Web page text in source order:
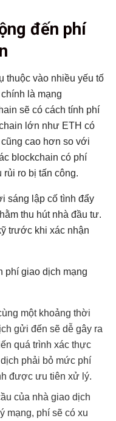
đến phí
thuộc vào nhiều yếu tố
là mạng
sẽ có cách tính phí
lớn như ETH có
cao hơn so với
blockchain có phí
ro bị tấn công.
sáng lập cố tình đẩy
thu hút nhà đầu tư.
trước khi xác nhận
phí giao dịch mạng
một khoảng thời
gửi đến sẽ dễ gây ra
quá trình xác thực
phải bỏ mức phí
được ưu tiên xử lý.
của nhà giao dịch
mạng, phí sẽ có xu